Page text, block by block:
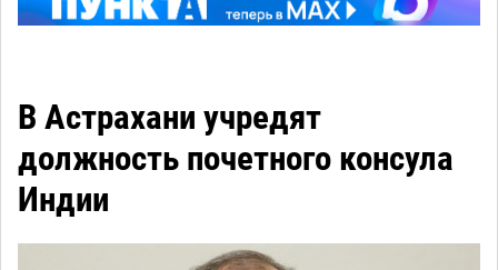
В Астрахани учредят
должность почетного консула
Индии